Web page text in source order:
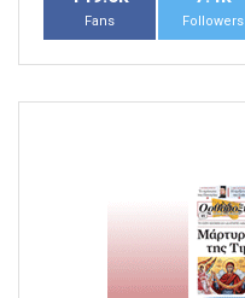
Fans Followers